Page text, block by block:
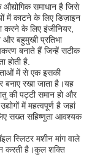
समाधान है जिसे
में काटने के लिए डिज़ाइन
करने के लिए इंजीनियर,
और बहुमुखी प्रतिभा
बनाते हैं जिन्हें सटीक
होती है.
में से एक इसकी
बनाए रखा जाता है।यह
की पट्टी समान हो और
में महत्वपूर्ण है जहां
सख्त सहिष्णुता आवश्यक
स्लिटर मशीन मांग वाले
करती है।कुल शक्ति